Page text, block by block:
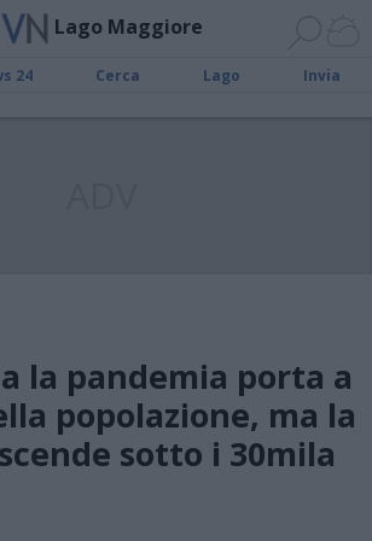
Lago Maggiore
24 Cerca Lago Invia
la pandemia porta a
popolazione, ma la
sotto i 30mila